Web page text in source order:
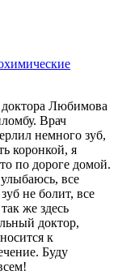
доктора Любимова
Врач
немного зуб,
коронкой, я
по дороге домой.
все
не болит, все
же здесь
доктор,
к
Буду